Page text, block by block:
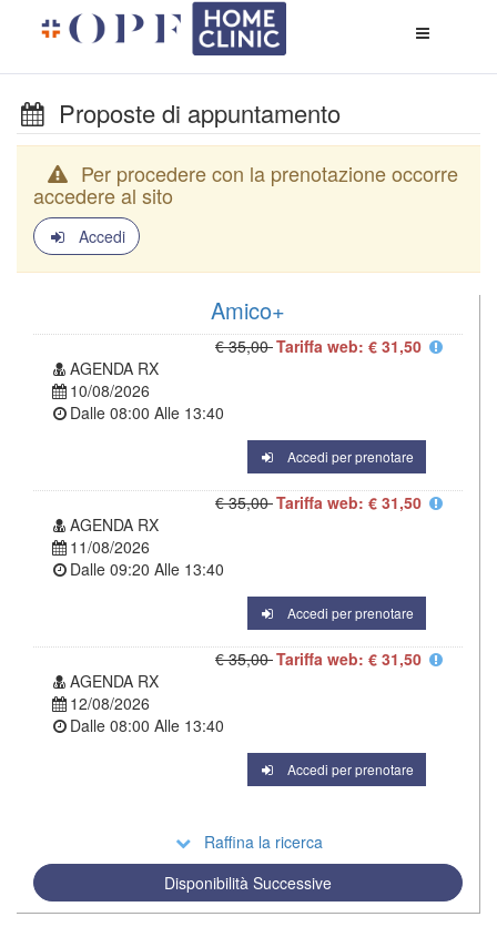
di
Proposte di appuntamento
Per procedere con la prenotazione occorre
accedere al sito
Accedi
Amico+
€ 35,00Tariffa web: € 31,50
AGENDA RX
10/08/2026
Dalle 08:00 Alle 13:40
Accedi per prenotare
€ 35,00Tariffa web: € 31,50
AGENDA RX
11/08/2026
Dalle 09:20 Alle 13:40
Accedi per prenotare
€ 35,00Tariffa web: € 31,50
AGENDA RX
12/08/2026
Dalle 08:00 Alle 13:40
Accedi per prenotare
Raffina la ricerca
Disponibilità Successive